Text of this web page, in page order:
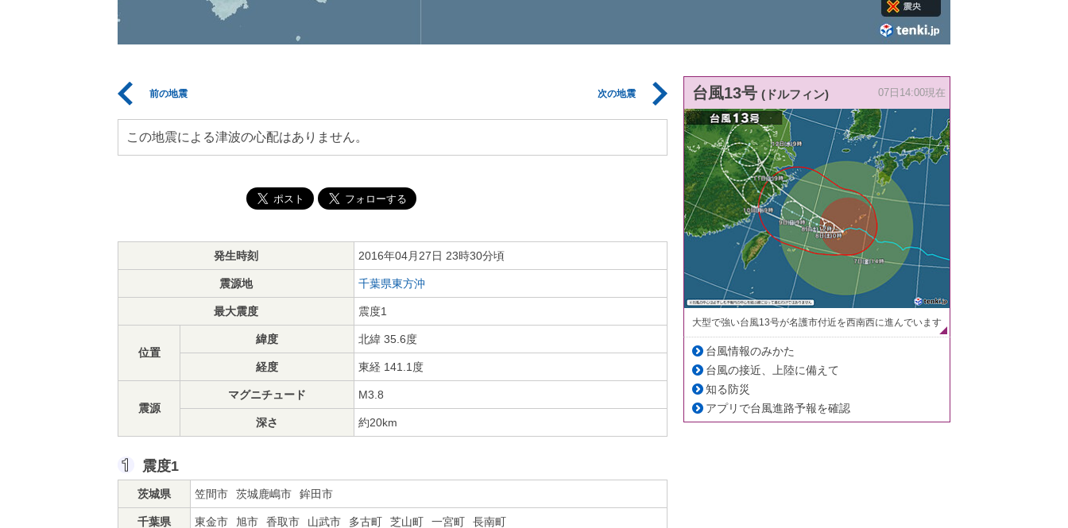
前の地震 次の地震
この地震による津波の心配はありません。
発生時刻 2016年04月27日 23時30分頃
震源地 千葉県東方沖
最大震度 震度1
位置
緯度 北緯 35.6度
経度 東経 141.1度
震源
マグニチュード M3.8
深さ 約20km
震度1
茨城県 笠間市 茨城鹿嶋市 鉾田市
千葉県 東金市 旭市 香取市 山武市 多古町 芝山町 一宮町 長南町
台風13号 (ドルフィン) 07日14:00現在
大型で強い台風13号が名護市付近を西南西に進んでいます
台風情報のみかた
台風の接近、上陸に備えて
知る防災
アプリで台風進路予報を確認